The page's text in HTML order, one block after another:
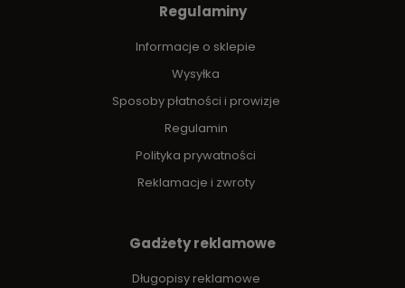
Regulaminy
Informacje o sklepie
Wysyłka
Sposoby płatności i prowizje
Regulamin
Polityka prywatności
Reklamacje i zwroty
Gadżety reklamowe
Długopisy reklamowe